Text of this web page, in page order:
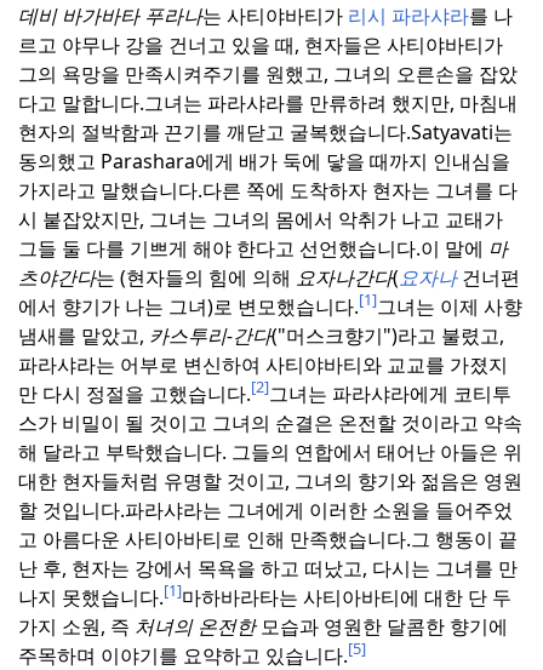
데비 바가바타 푸라나는 사티야바티가 리시 파라샤라를 나
르고 야무나 강을 건너고 있을 때, 현자들은 사티야바티가
그의 욕망을 만족시켜주기를 원했고, 그녀의 오른손을 잡았
다고 말합니다.그녀는 파라샤라를 만류하려 했지만, 마침내
현자의 절박함과 끈기를 깨닫고 굴복했습니다.Satyavati는
동의했고 Parashara에게 배가 둑에 닿을 때까지 인내심을
가지라고 말했습니다.다른 쪽에 도착하자 현자는 그녀를 다
시 붙잡았지만, 그녀는 그녀의 몸에서 악취가 나고 교태가
그들 둘 다를 기쁘게 해야 한다고 선언했습니다.이 말에 마
츠야간다는 (현자들의 힘에 의해 요자나간다(요자나건너편
에서 향기가 나는 그녀)로 변모했습니다.[1]그녀는 이제 사향
냄새를 맡았고, 카스투리-간다("머스크향기")라고 불렸고,
파라샤라는 어부로 변신하여 사티야바티와 교교를 가졌지
만 다시 정절을 고했습니다.[2]그녀는 파라샤라에게 코티투
스가 비밀이 될 것이고 그녀의 순결은 온전할 것이라고 약속
해 달라고 부탁했습니다. 그들의 연합에서 태어난 아들은 위
대한 현자들처럼 유명할 것이고, 그녀의 향기와 젊음은 영원
할 것입니다.파라샤라는 그녀에게 이러한 소원을 들어주었
고 아름다운 사티아바티로 인해 만족했습니다.그 행동이 끝
난 후, 현자는 강에서 목욕을 하고 떠났고, 다시는 그녀를 만
나지 못했습니다.[1]마하바라타는 사티아바티에 대한 단 두
가지 소원, 즉 처녀의 온전한모습과 영원한 달콤한 향기에
주목하며 이야기를 요약하고 있습니다.[5]